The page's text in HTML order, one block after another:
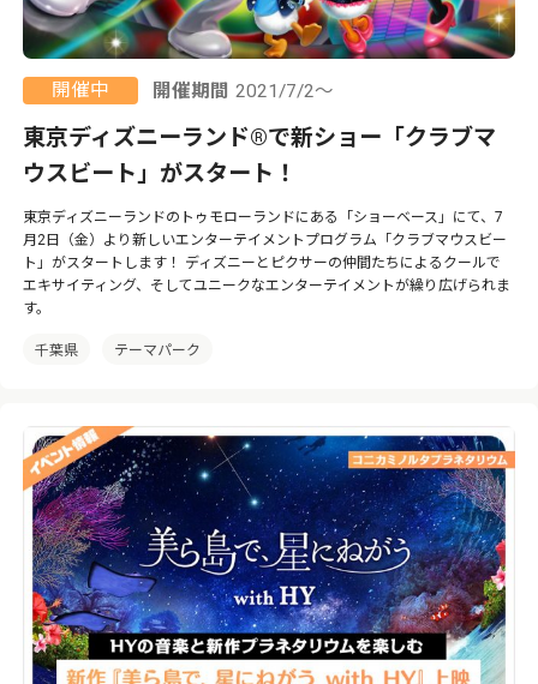
開催中 開催期間 2021/7/2～
東京ディズニーランド®で新ショー「クラブマ
ウスビート」がスタート！
東京ディズニーランドのトゥモローランドにある「ショーベース」にて、7
月2日（金）より新しいエンターテイメントプログラム「クラブマウスビー
ト」がスタートします！ ディズニーとピクサーの仲間たちによるクールで
エキサイティング、そしてユニークなエンターテイメントが繰り広げられま
す。
千葉県 テーマパーク